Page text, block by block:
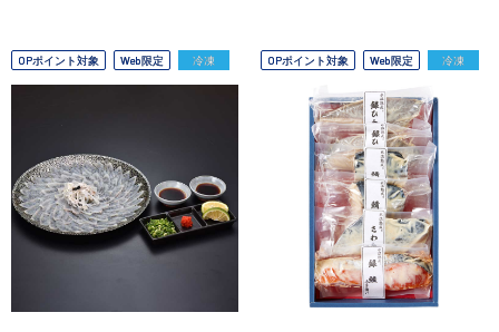
OPポイント対象 Web限定 冷凍 OPポイント対象 Web限定 冷凍